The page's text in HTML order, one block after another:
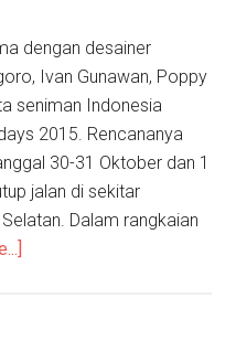
dengan desainer
Ivan Gunawan, Poppy
seniman Indonesia
2015. Rencananya
30-31 Oktober dan 1
jalan di sekitar
Dalam rangkaian